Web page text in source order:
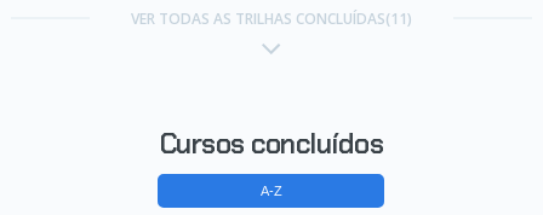
VER TODAS AS TRILHAS CONCLUÍDAS(11)
Cursos concluídos
A-Z